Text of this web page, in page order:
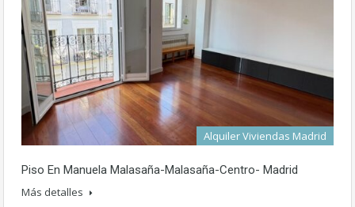
Alquiler Viviendas Madrid
Piso En Manuela Malasaña-Malasaña-Centro- Madrid
Más detalles